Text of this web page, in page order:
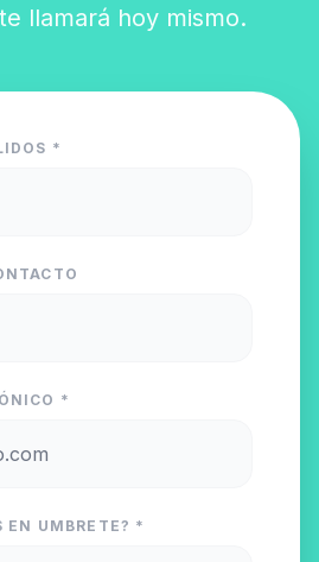
llamará hoy mismo.
*
*
EN UMBRETE? *